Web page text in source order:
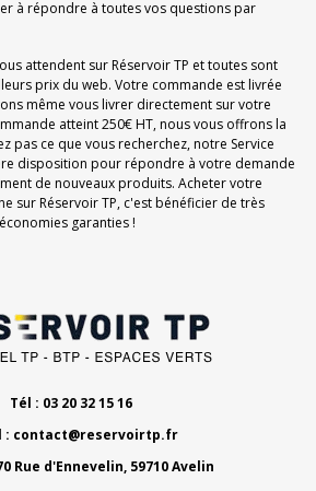
à répondre à toutes vos questions par
attendent sur Réservoir TP et toutes sont
prix du web. Votre commande est livrée
même vous livrer directement sur votre
atteint 250€ HT, nous vous offrons la
pas ce que vous recherchez, notre Service
disposition pour répondre à votre demande
de nouveaux produits. Acheter votre
sur Réservoir TP, c'est bénéficier de très
garanties !
Tél : 03 20 32 15 16
: contact@reservoirtp.fr
Rue d'Ennevelin, 59710 Avelin